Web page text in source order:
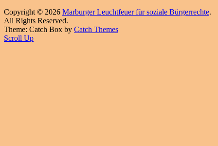
Copyright © 2026 Marburger Leuchtfeuer für soziale Bürgerrechte.
All Rights Reserved.
Theme: Catch Box by Catch Themes
Scroll Up